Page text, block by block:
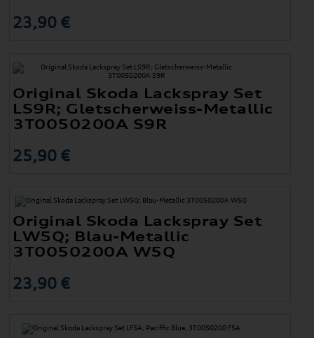
23,90 €
Original Skoda Lackspray Set
LS9R; Gletscherweiss-Metallic
3T0050200A S9R
25,90 €
Original Skoda Lackspray Set
LW5Q; Blau-Metallic
3T0050200A W5Q
23,90 €